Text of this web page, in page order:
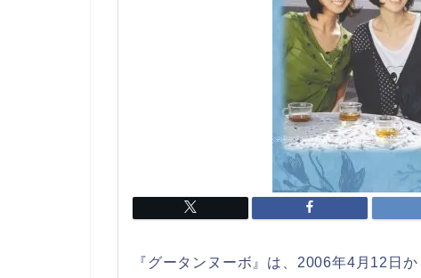
『グータンヌーボ』は、2006年4月12日